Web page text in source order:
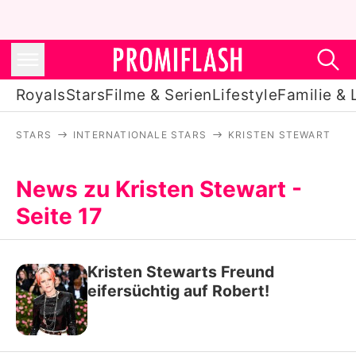
RoyalsStarsFilme & SerienLifestyleFamilie &
Stars
Familie & Liebe
STARS INTERNATIONALE STARS KRISTEN STEWART
News zu Kristen Stewart -
Seite 17
Kristen Stewarts Freund
eifersüchtig auf Robert!